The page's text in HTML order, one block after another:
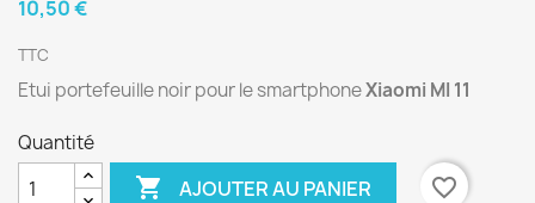
10,50 €
TTC
Etui portefeuille noir pour le smartphoneXiaomi MI 11
Quantité
 AJOUTER AU PANIER favorite_border